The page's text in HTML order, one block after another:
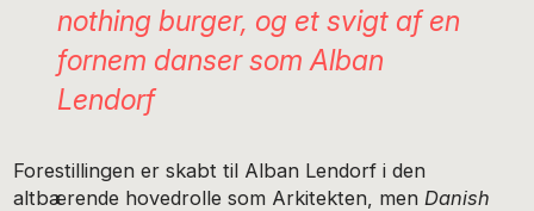
nothing burger, og et svigt af en
fornem danser som Alban
Lendorf
Forestillingen er skabt til Alban Lendorf i den
altbærende hovedrolle som Arkitekten, men Danish